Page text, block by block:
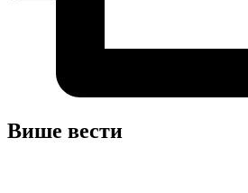
Више вести